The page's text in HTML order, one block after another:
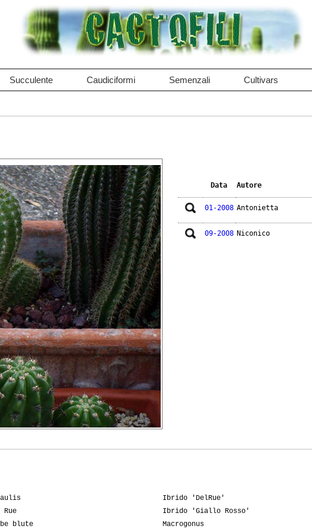
Succulente Caudiciformi Semenzali Cultivars
Data Autore
01-2008 Antonietta
09-2008 Niconico
blute
Ibrido 'DelRue'
Ibrido 'Giallo Rosso'
Macrogonus